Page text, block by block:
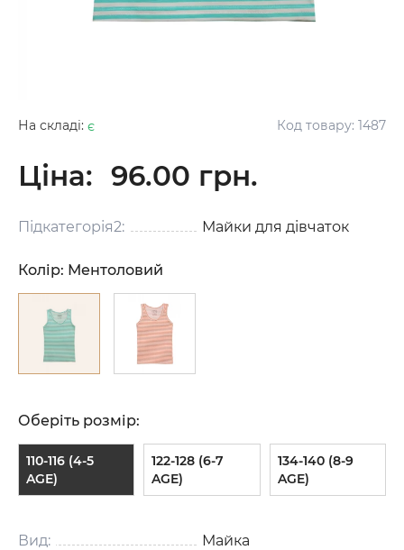
На складі: є Код товару: 1487
Ціна: 96.00 грн.
Підкатегорія2: Майки для дівчаток
Колір: Ментоловий
Оберіть розмір:
110-116 (4-5
AGE)
122-128 (6-7
AGE)
134-140 (8-9
AGE)
Вид: Майка